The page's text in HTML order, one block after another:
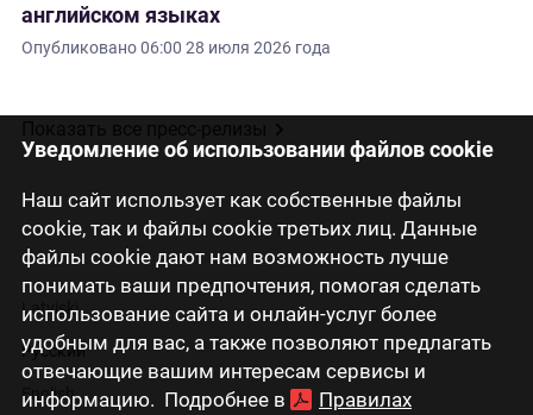
Уведомление об использовании файлов cookie
Наш сайт использует как собственные файлы
cookie, так и файлы cookie третьих лиц. Данные
файлы cookie дают нам возможность лучше
понимать ваши предпочтения, помогая сделать
использование сайта и онлайн-услуг более
удобным для вас, а также позволяют предлагать
отвечающие вашим интересам сервисы и
информацию. Подробнее в
Правилах
английском языках
Опубликовано06:00 28 июля 2026 года
Latviski
Русский
English